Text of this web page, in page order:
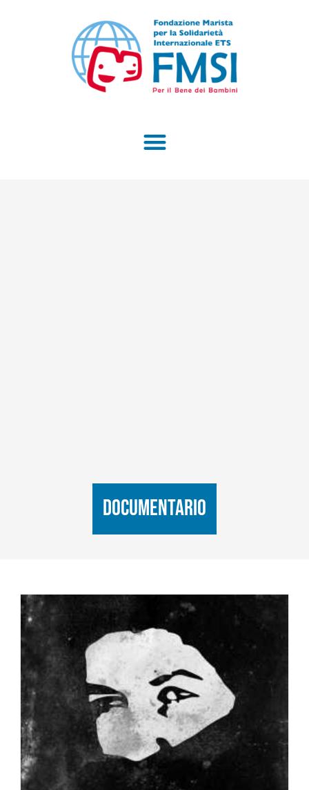
documentario